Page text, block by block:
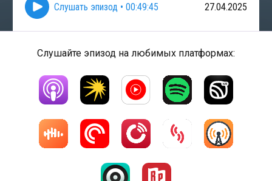
Слушать эпизод • 00:49:45 27.04.2025
Слушайте эпизод на любимых платформах: